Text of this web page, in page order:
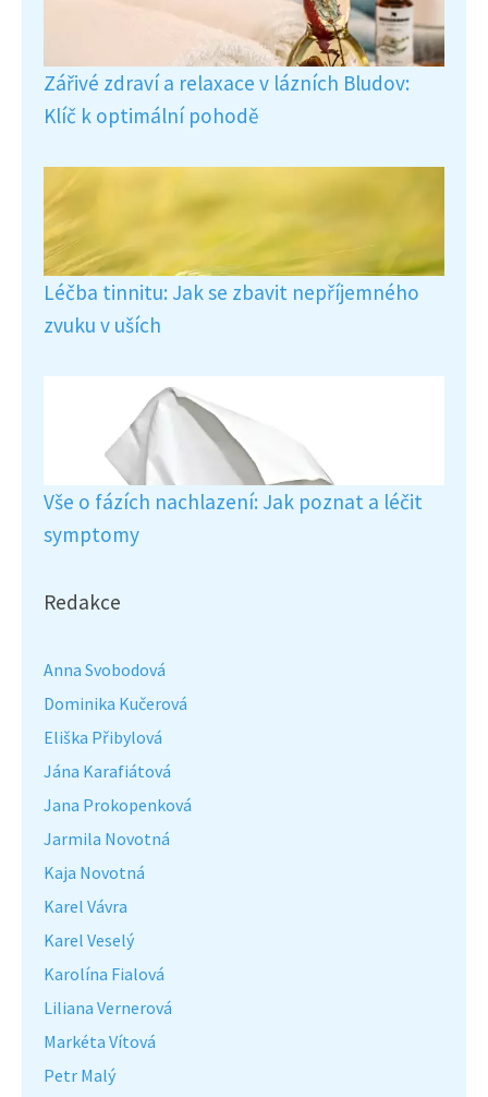
Zářivé zdraví a relaxace v lázních Bludov:
Klíč k optimální pohodě
Léčba tinnitu: Jak se zbavit nepříjemného
zvuku v uších
Vše o fázích nachlazení: Jak poznat a léčit
symptomy
Redakce
Anna Svobodová
Dominika Kučerová
Eliška Přibylová
Jána Karafiátová
Jana Prokopenková
Jarmila Novotná
Kaja Novotná
Karel Vávra
Karel Veselý
Karolína Fialová
Liliana Vernerová
Markéta Vítová
Petr Malý